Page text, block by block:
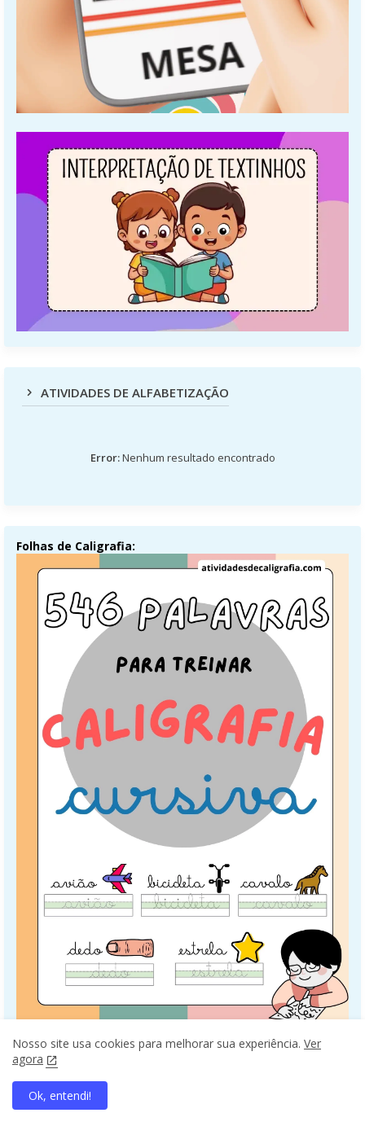
ATIVIDADES DE ALFABETIZAÇÃO
Error:Nenhum resultado encontrado
Folhas de Caligrafia:
Nosso site usa cookies para melhorar sua experiência. Ver
agora
Ok, entendi!
home search